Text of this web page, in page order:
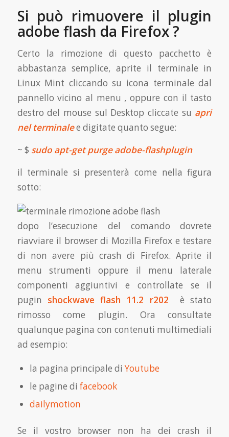
Si può rimuovere il plugin
adobe flash da Firefox ?
Certo la rimozione di questo pacchetto è
abbastanza semplice, aprite il terminale in
Linux Mint cliccando su icona terminale dal
pannello vicino al menu , oppure con il tasto
destro del mouse sul Desktop cliccate su apri
nel terminalee digitate quanto segue:
~ $ sudo apt-get purge adobe-flashplugin
il terminale si presenterà come nella figura
sotto:
dopo l’esecuzione del comando dovrete
riavviare il browser di Mozilla Firefox e testare
di non avere più crash di Firefox. Aprite il
menu strumenti oppure il menu laterale
componenti aggiuntivi e controllate se il
pugin shockwave flash 11.2 r202è stato
rimosso come plugin. Ora consultate
qualunque pagina con contenuti multimediali
ad esempio:
la pagina principale diYoutube
le pagine di facebook
dailymotion
Se il vostro browser non ha dei crash il